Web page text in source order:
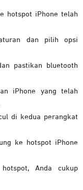
hotspot iPhone telah
dan pilih opsi
pastikan bluetooth
iPhone yang telah
di kedua perangkat
ke hotspot iPhone
Anda cukup